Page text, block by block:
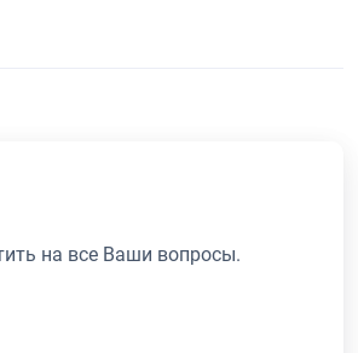
на все Ваши вопросы.